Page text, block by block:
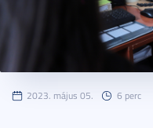
2023. május 05. 6 perc